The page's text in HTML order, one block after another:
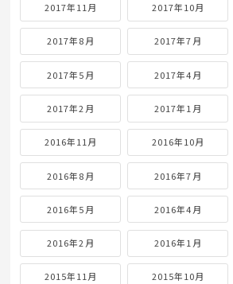
2017年11月 2017年10月
2017年8月 2017年7月
2017年5月 2017年4月
2017年2月 2017年1月
2016年11月 2016年10月
2016年8月 2016年7月
2016年5月 2016年4月
2016年2月 2016年1月
2015年11月 2015年10月